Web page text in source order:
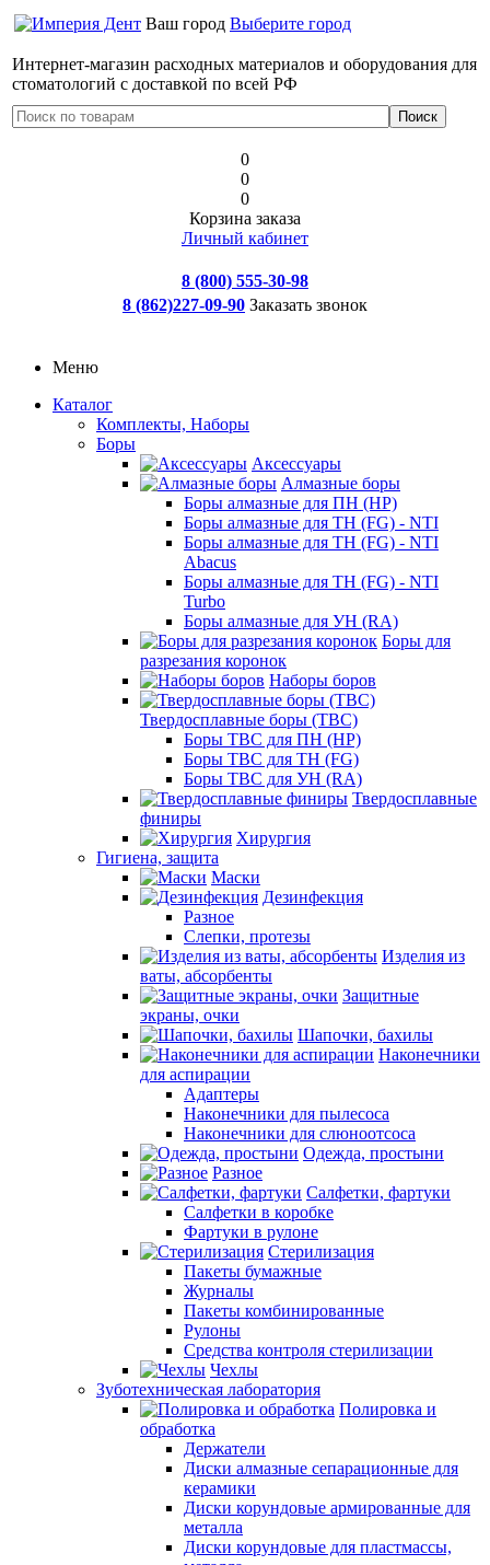
Ваш город Выберите город
Интернет-магазин расходных материалов и оборудования для
стоматологий с доставкой по всей РФ
0
0
0
Корзина заказа
Личный кабинет
8 (800) 555-30-98
8 (862)227-09-90 Заказать звонок
Меню
Каталог
Комплекты, Наборы
Боры
Аксессуары
Алмазные боры
Боры алмазные для ПН (HP)
Боры алмазные для ТН (FG) - NTI
Боры алмазные для ТН (FG) - NTI
Abacus
Боры алмазные для ТН (FG) - NTI
Turbo
Боры алмазные для УН (RA)
Боры для
разрезания коронок
Наборы боров
Твердосплавные боры (ТВС)
Боры ТВС для ПН (HP)
Боры ТВС для ТН (FG)
Боры ТВС для УН (RA)
Твердосплавные
финиры
Хирургия
Гигиена, защита
Маски
Дезинфекция
Разное
Слепки, протезы
Изделия из
ваты, абсорбенты
Защитные
экраны, очки
Шапочки, бахилы
Наконечники
для аспирации
Адаптеры
Наконечники для пылесоса
Наконечники для слюноотсоса
Одежда, простыни
Разное
Салфетки, фартуки
Салфетки в коробке
Фартуки в рулоне
Стерилизация
Пакеты бумажные
Журналы
Пакеты комбинированные
Рулоны
Средства контроля стерилизации
Чехлы
Зуботехническая лаборатория
Полировка и
обработка
Держатели
Диски алмазные сепарационные для
керамики
Диски корундовые армированные для
металла
Диски корундовые для пластмассы,